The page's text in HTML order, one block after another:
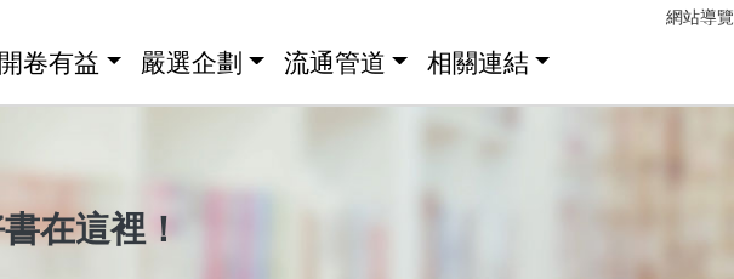
網站導覽
卷有益 嚴選企劃 流通管道 相關連結
在這裡！